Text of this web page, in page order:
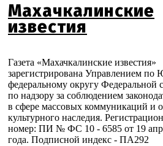
Махачкалинские
известия
Газета «Махачкалинские известия»
зарегистрирована Управлением
федеральному округу Федеральной
по надзору за соблюдением
в сфере массовых коммуникаций и
культурного наследия.
номер: ПИ № ФС 10 - 6585 от 19
года. Подписной индекс - ПА292